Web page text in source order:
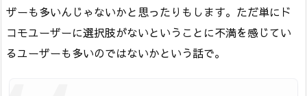
ザーも多いんじゃないかと思ったりもします。ただ単にド
コモユーザーに選択肢がないということに不満を感じてい
るユーザーも多いのではないかという話で。